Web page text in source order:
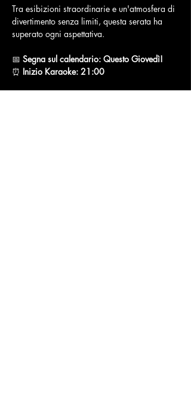
Tra esibizioni straordinarie e un'atmosfera di
divertimento senza limiti, questa serata ha
superato ogni aspettativa.
📅 Segna sul calendario: Questo Giovedì!
⏰ Inizio Karaoke: 21:00